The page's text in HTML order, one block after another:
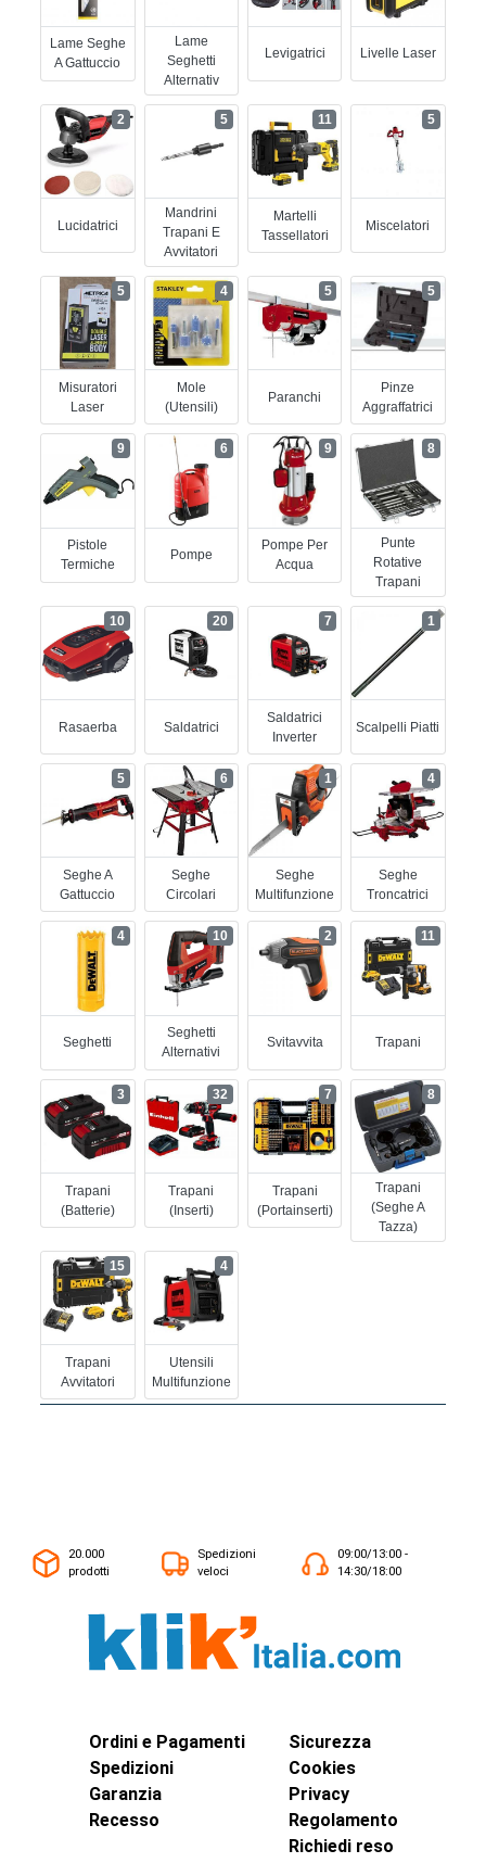
Lame Seghe
A Gattuccio
Lame
Seghetti
Alternativ
Levigatrici Livelle Laser
Lucidatrici
2
Mandrini
Trapani E
Avvitatori
5
Martelli
Tassellatori
11
Miscelatori
5
Misuratori
Laser
5
Mole
(utensili)
4
Paranchi
5
Pinze
Aggraffatrici
5
Pistole
Termiche
9
Pompe
6
Pompe Per
Acqua
9
Punte
Rotative
Trapani
8
Rasaerba
10
Saldatrici
20
Saldatrici
Inverter
7
Scalpelli Piatti
1
Seghe A
Gattuccio
5
Seghe
Circolari
6
Seghe
Multifunzione
1
Seghe
Troncatrici
4
Seghetti
4
Seghetti
Alternativi
10
Svitavvita
2
Trapani
11
Trapani
(batterie)
3
Trapani
(inserti)
32
Trapani
(portainserti)
7
Trapani
(seghe A
Tazza)
8
Trapani
Avvitatori
15
Utensili
Multifunzione
4
20.000
prodotti
Spedizioni
veloci
09:00/13:00 -
14:30/18:00
Ordini e Pagamenti
Spedizioni
Garanzia
Recesso
Sicurezza
Cookies
Privacy
Regolamento
Richiedi reso